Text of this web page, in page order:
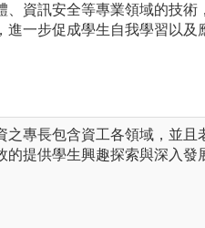
、資訊安全等專業領域的技術
進一步促成學生自我學習以及
之專長包含資工各領域，並且
的提供學生興趣探索與深入發